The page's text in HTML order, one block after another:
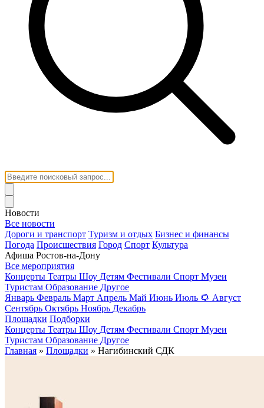
Новости
Все новости
Дороги и транспорт Туризм и отдых Бизнес и финансы
Погода Происшествия Город Спорт Культура
Афиша Ростов-на-Дону
Все мероприятия
Концерты Театры Шоу Детям Фестивали Спорт Музеи
Туристам Образование Другое
Январь Февраль Март Апрель Май Июнь Июль 🌻 Август
Сентябрь Октябрь Ноябрь Декабрь
Площадки Подборки
Концерты Театры Шоу Детям Фестивали Спорт Музеи
Туристам Образование Другое
Главная » Площадки » Нагибинский СДК